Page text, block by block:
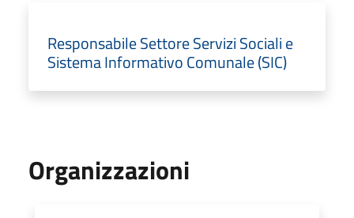
Responsabile Settore Servizi Sociali e
Sistema Informativo Comunale (SIC)
Organizzazioni